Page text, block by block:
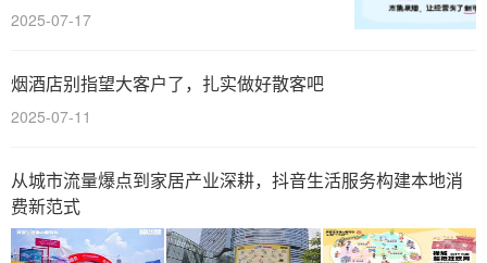
2025-07-17
烟酒店别指望大客户了，扎实做好散客吧
2025-07-11
从城市流量爆点到家居产业深耕，抖音生活服务构建本地消
费新范式